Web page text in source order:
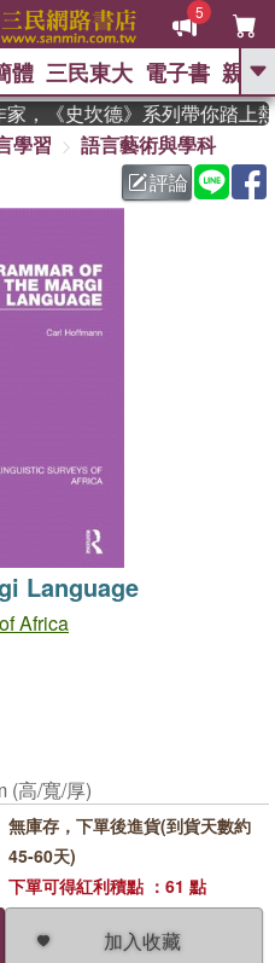
5
GO
：東野圭吾 、 高希均教授回憶錄
父親節 、 如果歷
暑期推薦 、 國際布克
迷走神經
體 三民東大 電子書 親子
《史坎德》系列帶你踏上熱
學習
語言藝術與學科
評論
Language
Africa
(高/寬/厚)
加入收藏
無庫存，下單後進貨(到貨天數約
45-60天)
下單可得紅利積點 ：61 點